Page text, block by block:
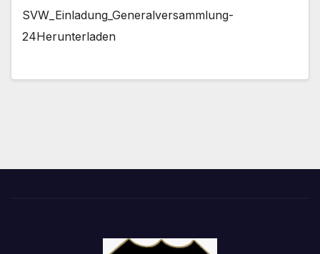
SVW_Einladung_Generalversammlung-
24Herunterladen